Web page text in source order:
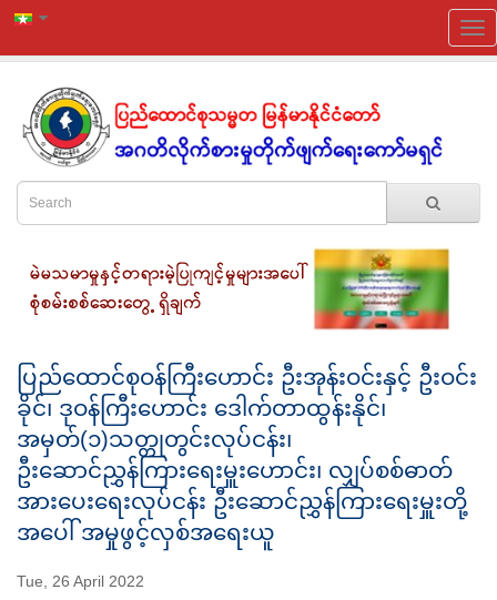
ပြည်ထောင်စုဝန်ကြီးဟောင်း ဦးအုန်းဝင်းနှင့် ဦးဝင်း
ခိုင်၊ ဒုဝန်ကြီးဟောင်း ဒေါက်တာထွန်းနိုင်၊
အမှတ်(၁)သတ္တုတွင်းလုပ်ငန်း၊
ဦးဆောင်ညွှန်ကြားရေးမှူးဟောင်း၊ လျှပ်စစ်ဓာတ်
အားပေးရေးလုပ်ငန်း ဦးဆောင်ညွှန်ကြားရေးမှူးတို့
အပေါ် အမှုဖွင့်လှစ်အရေးယူ
Tue, 26 April 2022